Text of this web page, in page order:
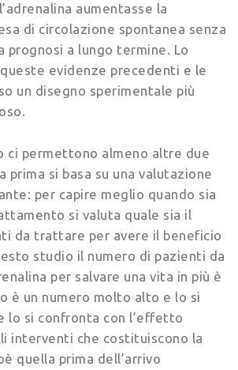
aumentasse la
di circolazione spontanea senza
prognosi a lungo termine. Lo
evidenze precedenti e le
un disegno sperimentale più
ci permettono almeno altre due
prima si basa su una valutazione
per capire meglio quando sia
si valuta quale sia il
da trattare per avere il beneficio
studio il numero di pazienti da
per salvare una vita in più è
è un numero molto alto e lo si
lo si confronta con l’effetto
interventi che costituiscono la
quella prima dell’arrivo